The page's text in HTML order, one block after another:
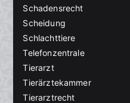
Schadensrecht
Scheidung
Schlachttiere
Telefonzentrale
Tierarzt
Tierärztekammer
Tierarztrecht